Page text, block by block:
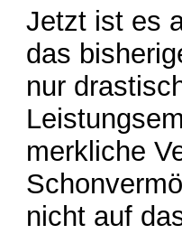
Jetzt ist es
das
nur
merkliche
nicht auf